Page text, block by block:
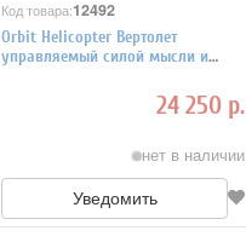
Код товара:12492
Orbit Helicopter Вертолет
управляемый силой мысли и
24 250 р.
нет в наличии
Уведомить